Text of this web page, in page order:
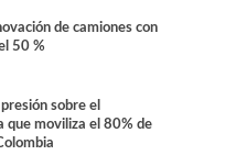
de camiones con
50 %
sobre el
que moviliza el 80% de